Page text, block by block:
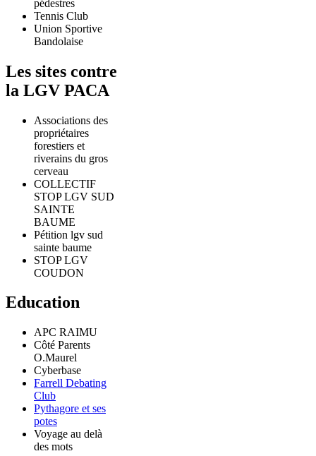
pédestres
Tennis Club
Union Sportive
Bandolaise
Les sites contre
la LGV PACA
Associations des
propriétaires
forestiers et
riverains du gros
cerveau
COLLECTIF
STOP LGV SUD
SAINTE
BAUME
Pétition lgv sud
sainte baume
STOP LGV
COUDON
Education
APC RAIMU
Côté Parents
O.Maurel
Cyberbase
Farrell Debating
Club
Pythagore et ses
potes
Voyage au delà
des mots